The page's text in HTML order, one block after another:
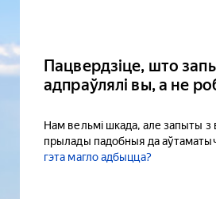
Пацвердзіце, што
адпраўлялі вы, а не
Нам вельмі шкада, але запыты з
прылады падобныя да
гэта магло адбыцца?